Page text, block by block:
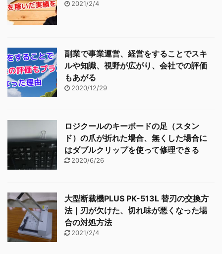
2021/2/4
副業で事業運営、経営をすることでスキ
ルや知識、視野が広がり、会社での評価
もあがる
2020/12/29
ロジクールのキーボードの足（スタン
ド）の爪が折れた場合、無くした場合に
はダブルクリップを使って修理できる
2020/6/26
大型断裁機PLUS PK-513L 替刃の交換方
法｜刃が欠けた、切れ味が悪くなった場
合の対処方法
2021/2/4